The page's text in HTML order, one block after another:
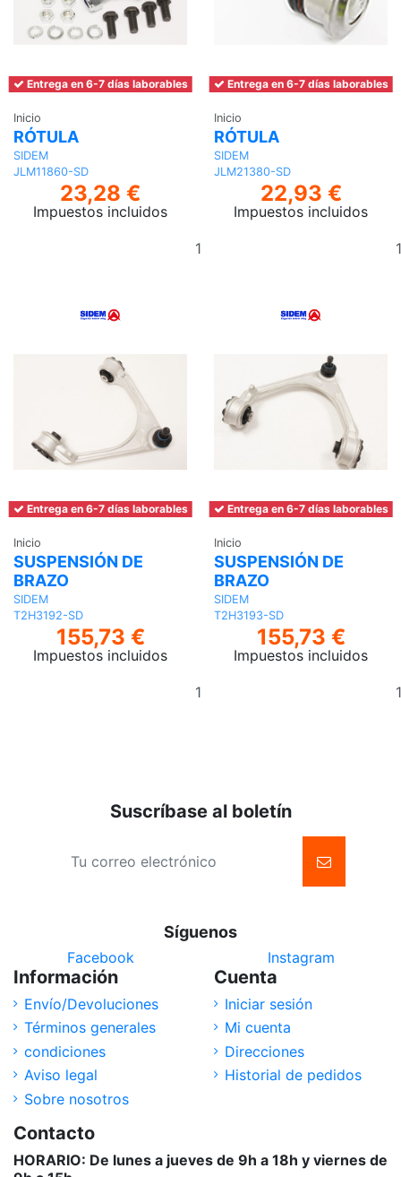
Entrega en 6-7 días laborables
Inicio
RÓTULA
SIDEM
JLM11860-SD
23,28 €
Impuestos incluidos
Entrega en 6-7 días laborables
Inicio
RÓTULA
SIDEM
JLM21380-SD
22,93 €
Impuestos incluidos
Entrega en 6-7 días laborables
Inicio
SUSPENSIÓN DE
BRAZO
SIDEM
T2H3192-SD
155,73 €
Impuestos incluidos
Entrega en 6-7 días laborables
Inicio
SUSPENSIÓN DE
BRAZO
SIDEM
T2H3193-SD
155,73 €
Impuestos incluidos
Suscríbase al boletín
Síguenos
Facebook Instagram
Información
Envío/Devoluciones
Términos generales
condiciones
Aviso legal
Sobre nosotros
Cuenta
Iniciar sesión
Mi cuenta
Direcciones
Historial de pedidos
Contacto
HORARIO: De lunes a jueves de 9h a 18h y viernes de